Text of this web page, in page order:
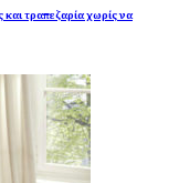
τραπεζαρία χωρίς να